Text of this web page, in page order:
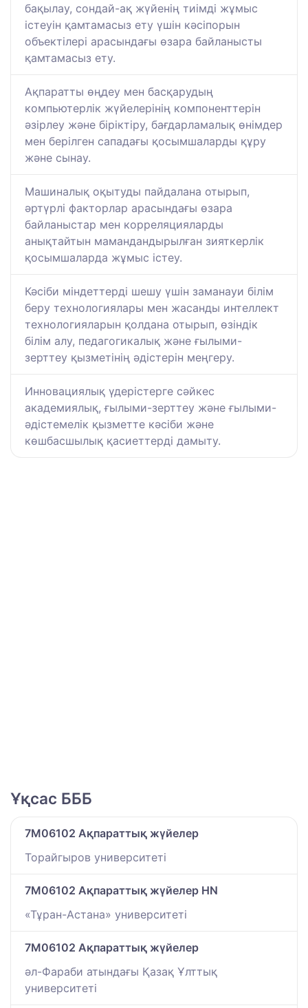
бақылау, сондай-ақ жүйенің тиімді жұмыс
істеуін қамтамасыз ету үшін кәсіпорын
объектілері арасындағы өзара байланысты
қамтамасыз ету.
Ақпаратты өңдеу мен басқарудың
компьютерлік жүйелерінің компоненттерін
әзірлеу және біріктіру, бағдарламалық өнімдер
мен берілген сападағы қосымшаларды құру
және сынау.
Машиналық оқытуды пайдалана отырып,
әртүрлі факторлар арасындағы өзара
байланыстар мен корреляцияларды
анықтайтын мамандандырылған зияткерлік
қосымшаларда жұмыс істеу.
Кәсіби міндеттерді шешу үшін заманауи білім
беру технологиялары мен жасанды интеллект
технологияларын қолдана отырып, өзіндік
білім алу, педагогикалық және ғылыми-
зерттеу қызметінің әдістерін меңгеру.
Инновациялық үдерістерге сәйкес
академиялық, ғылыми-зерттеу және ғылыми-
әдістемелік қызметте кәсіби және
көшбасшылық қасиеттерді дамыту.
Ұқсас БББ
7M06102 Ақпараттық жүйелер
Торайгыров университеті
7M06102 Ақпараттық жүйелер HN
«Тұран-Астана» университеті
7M06102 Ақпараттық жүйелер
әл-Фараби атындағы Қазақ Ұлттық
университеті